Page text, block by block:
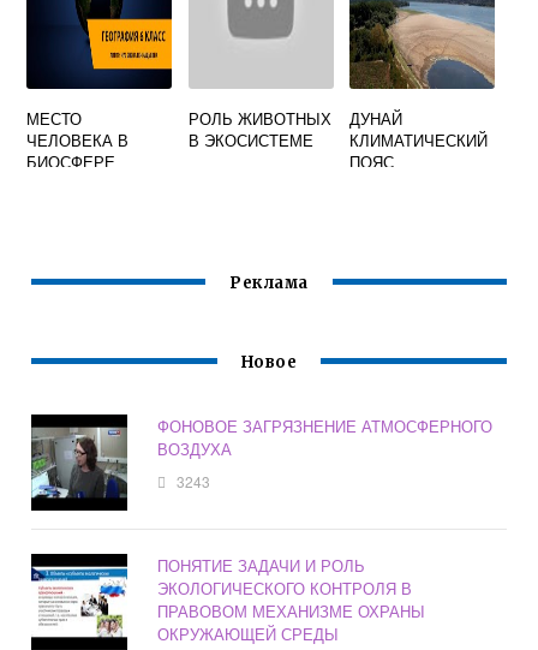
МЕСТО
ЧЕЛОВЕКА В
БИОСФЕРЕ
РОЛЬ ЖИВОТНЫХ
В ЭКОСИСТЕМЕ
ДУНАЙ
КЛИМАТИЧЕСКИЙ
ПОЯС
Реклама
Новое
ФОНОВОЕ ЗАГРЯЗНЕНИЕ АТМОСФЕРНОГО
ВОЗДУХА
3243
ПОНЯТИЕ ЗАДАЧИ И РОЛЬ
ЭКОЛОГИЧЕСКОГО КОНТРОЛЯ В
ПРАВОВОМ МЕХАНИЗМЕ ОХРАНЫ
ОКРУЖАЮЩЕЙ СРЕДЫ